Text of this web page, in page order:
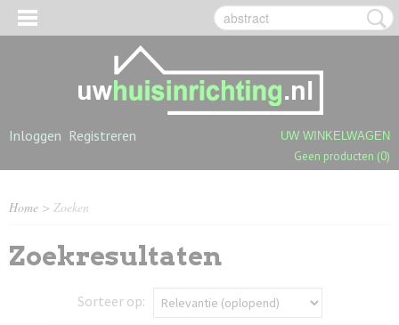
Inloggen Registreren UW WINKELWAGEN
Geen producten (0)
Home > Zoeken
Zoekresultaten
Sorteer op: